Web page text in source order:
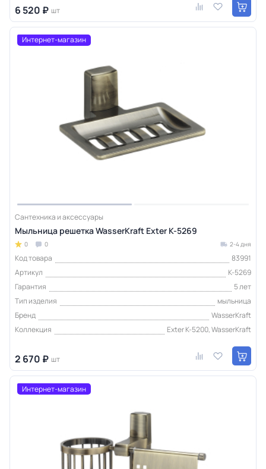
6 520 ₽ шт
Интернет-магазин
Сантехника и аксессуары
Мыльница решетка WasserKraft Exter K-5269
0 0 2-4 дня
Код товара
83991
Артикул
K-5269
Гарантия
5 лет
Тип изделия
мыльница
Бренд
WasserKraft
Коллекция
Exter K-5200, WasserKraft
2 670 ₽ шт
Интернет-магазин